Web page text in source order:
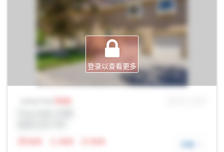
登录以查看更多
Sale
N/A
N/A N/A 详细